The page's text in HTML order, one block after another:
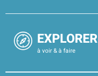
EXPLORER
à voir & à faire